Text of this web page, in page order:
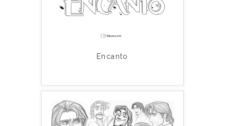
Encanto